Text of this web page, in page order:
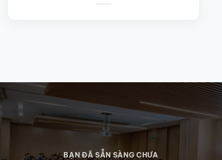
BẠN ĐÃ SẴN SÀNG CHƯA